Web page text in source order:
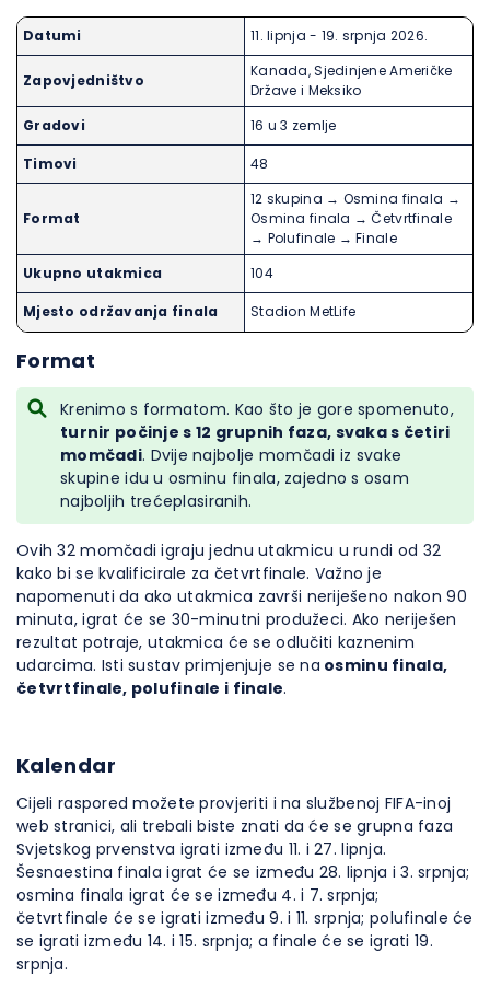
Datumi 11. lipnja - 19. srpnja 2026.
Zapovjedništvo
Kanada, Sjedinjene Američke
Države i Meksiko
Gradovi
16 u 3 zemlje
Timovi 48
Format
12 skupina → Osmina finala →
Osmina finala → Četvrtfinale
→ Polufinale → Finale
Ukupno utakmica
104
Mjesto održavanja finala Stadion MetLife
Format
Krenimo s formatom. Kao što je gore spomenuto,
turnir počinje s 12 grupnih faza, svaka s četiri
momčadi. Dvije najbolje momčadi iz svake
skupine idu u osminu finala, zajedno s osam
najboljih trećeplasiranih.
Ovih 32 momčadi igraju jednu utakmicu u rundi od 32
kako bi se kvalificirale za četvrtfinale. Važno je
napomenuti da ako utakmica završi neriješeno nakon 90
minuta, igrat će se 30-minutni produžeci. Ako neriješen
rezultat potraje, utakmica će se odlučiti kaznenim
udarcima. Isti sustav primjenjuje se na osminu finala,
četvrtfinale, polufinale i finale.
Kalendar
Cijeli raspored možete provjeriti i na službenoj FIFA-inoj
web stranici, ali trebali biste znati da će se grupna faza
Svjetskog prvenstva igrati između 11. i 27. lipnja.
Šesnaestina finala igrat će se između 28. lipnja i 3. srpnja;
osmina finala igrat će se između 4. i 7. srpnja;
četvrtfinale će se igrati između 9. i 11. srpnja; polufinale će
se igrati između 14. i 15. srpnja; a finale će se igrati 19.
srpnja.